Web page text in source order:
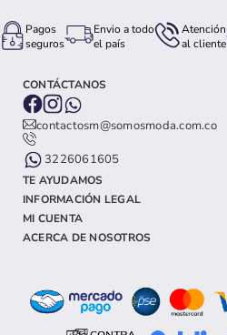
Pagos
seguros
Envio a todo
el país
Atención
al cliente
CONTÁCTANOS
contactosm@somosmoda.com.co
3226061605
TE AYUDAMOS
INFORMACIÓN LEGAL
MI CUENTA
ACERCA DE NOSOTROS